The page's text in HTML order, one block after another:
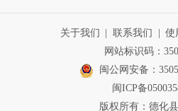
关于我们 联系我们 使
网站标识码：
闽公网安备：
闽ICP备
版权所有：德化